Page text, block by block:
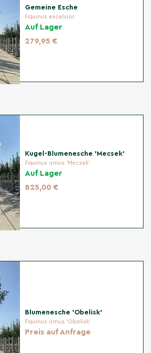
Gemeine Esche
Fraxinus excelsior
Auf Lager
279,95 €
Kugel-Blumenesche 'Mecsek'
Fraxinus ornus 'Mecsek'
Auf Lager
825,00 €
Blumenesche 'Obelisk'
Fraxinus ornus 'Obelisk'
Preis auf Anfrage